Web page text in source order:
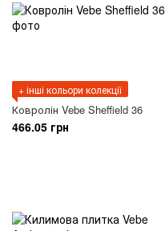
+ інші кольори колекції
Ковролін Vebe Sheffield 36
466.05 грн